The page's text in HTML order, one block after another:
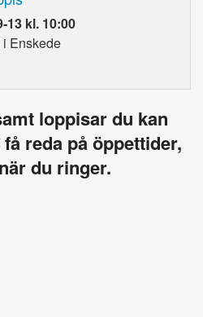
13 kl. 10:00
Enskede
loppisar du kan
reda på öppettider,
du ringer.